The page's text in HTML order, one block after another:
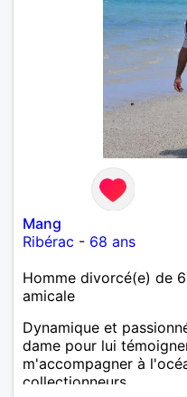
Mang
Ribérac - 68 ans
Homme divorcé(e) de
amicale
Dynamique et
dame pour lui
m'accompagner à
collectionneurs.